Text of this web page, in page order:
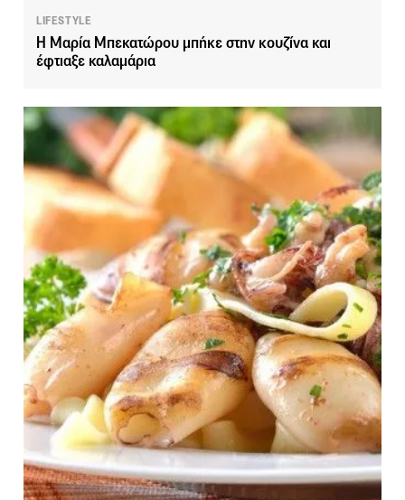
LIFESTYLE
Η Μαρία Μπεκατώρου μπήκε στην κουζίνα και
έφτιαξε καλαμάρια